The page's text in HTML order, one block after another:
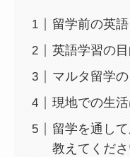
留学前の英
英語学習の
マルタ留学
現地での生
留学を通し
教えてくだ